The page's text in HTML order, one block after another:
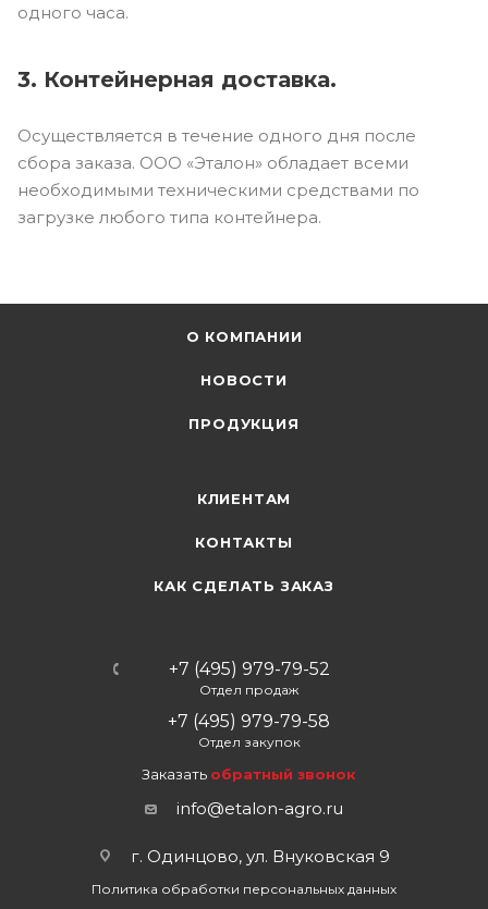
одного часа.
3. Контейнерная доставка.
Осуществляется в течение одного дня после
сбора заказа. ООО «Эталон» обладает всеми
необходимыми техническими средствами по
загрузке любого типа контейнера.
О КОМПАНИИ
НОВОСТИ
ПРОДУКЦИЯ
КЛИЕНТАМ
КОНТАКТЫ
КАК СДЕЛАТЬ ЗАКАЗ
+7 (495) 979-79-52
Отдел продаж
+7 (495) 979-79-58
Отдел закупок
Заказать обратный звонок
info@etalon-agro.ru
г. Одинцово, ул. Внуковская 9
Политика обработки персональных данных